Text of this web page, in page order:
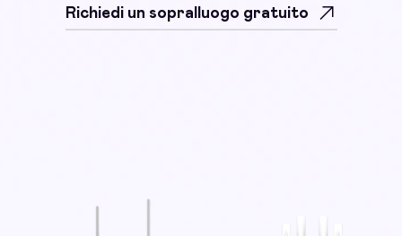
Richiedi un sopralluogo gratuito